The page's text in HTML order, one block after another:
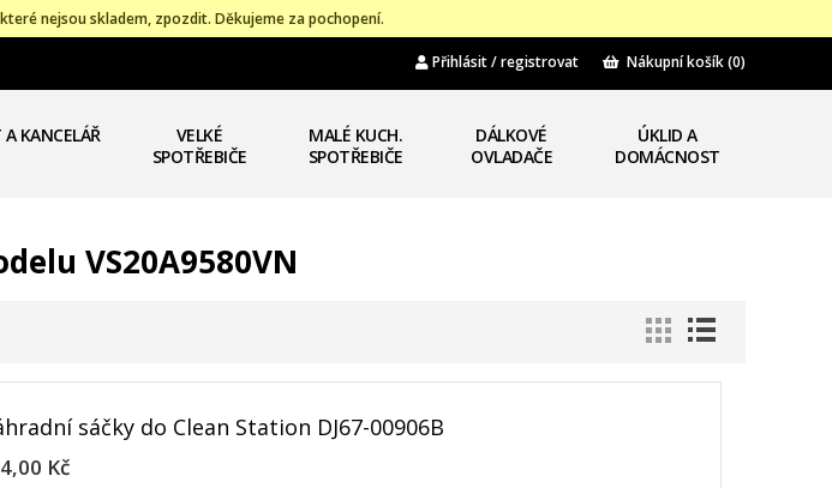
nejsou skladem, zpozdit. Děkujeme za pochopení.
Přihlásit / registrovat Nákupní košík(0)
A KANCELÁŘ
VELKÉ
SPOTŘEBIČE
MALÉ KUCH.
SPOTŘEBIČE
DÁLKOVÉ
OVLADAČE
ÚKLID A
DOMÁCNOST
VS20A9580VN
sáčky do Clean Station DJ67-00906B
Kč